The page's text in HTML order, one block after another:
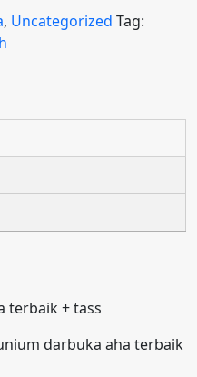
, Uncategorized Tag:
terbaik + tass
darbuka aha terbaik